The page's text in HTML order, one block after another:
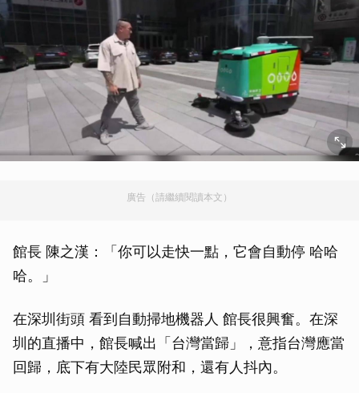
廣告（請繼續閱讀本文）
館長 陳之漢：「你可以走快一點，它會自動停 哈哈
哈。」
在深圳街頭 看到自動掃地機器人 館長很興奮。在深
圳的直播中，館長喊出「台灣當歸」，意指台灣應當
回歸，底下有大陸民眾附和，還有人抖內。